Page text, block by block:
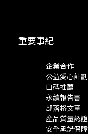
重要事紀
企業合作
公益愛心計劃
口碑推薦
永續報告書
部落格文章
產品質量認證
安全承諾保障